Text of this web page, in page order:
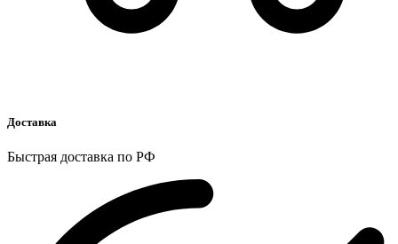
Доставка
Быстрая доставка по РФ